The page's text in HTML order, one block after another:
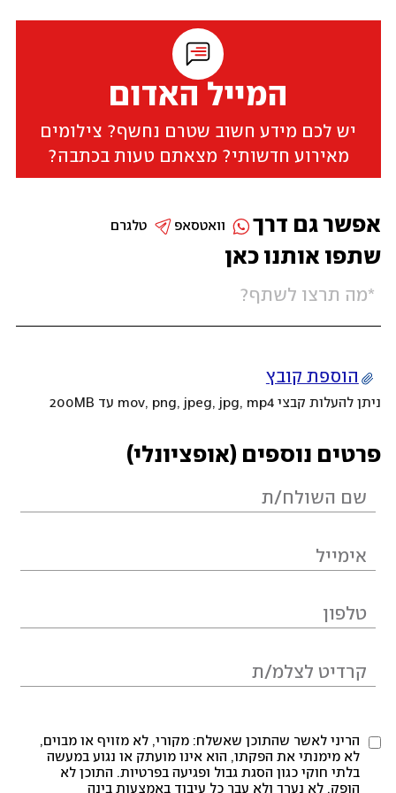
המייל האדום
יש לכם מידע חשוב שטרם נחשף? צילומים
מאירוע חדשותי? מצאתם טעות בכתבה?
שתפו אותנו כאן
הוספת קובץ
ניתן להעלות קבצי mov, png, jpeg, jpg, mp4 עד 200MB
פרטים נוספים (אופציונלי)
הריני לאשר שהתוכן שאשלח: מקורי, לא מזויף או מבוים,
לא מימנתי את הפקתו, הוא אינו מועתק או נגוע במעשה
בלתי חוקי כגון הסגת גבול ופגיעה בפרטיות. התוכן לא
הופק, לא נערך ולא עבר כל עיבוד באמצעות בינה
אפשר גם דרך טלגרם וואטסאפ